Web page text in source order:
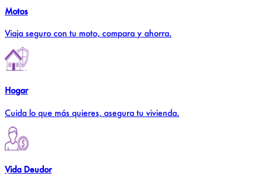
Motos
Viaja seguro con tu moto, compara y ahorra.
Hogar
Cuida lo que más quieres, asegura tu vivienda.
Vida Deudor